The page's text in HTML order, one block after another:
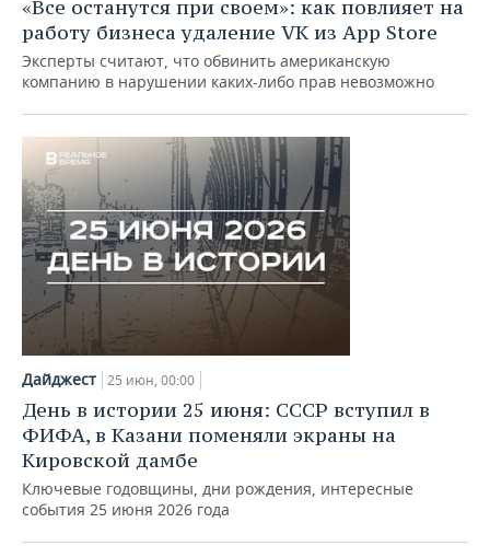
«Все останутся при своем»: как повлияет на
работу бизнеса удаление VK из App Store
Эксперты считают, что обвинить американскую
компанию в нарушении каких-либо прав невозможно
Дайджест 25 июн, 00:00
День в истории 25 июня: СССР вступил в
ФИФА, в Казани поменяли экраны на
Кировской дамбе
Ключевые годовщины, дни рождения, интересные
события 25 июня 2026 года